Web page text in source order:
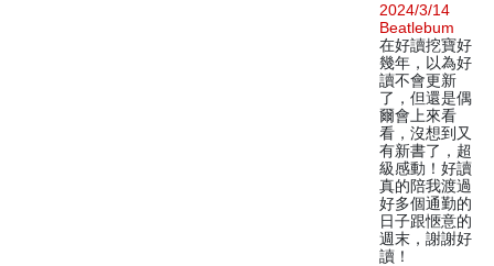
2024/3/14
Beatlebum
在好讀挖寶好
幾年，以為好
讀不會更新
了，但還是偶
爾會上來看
看，沒想到又
有新書了，超
級感動！好讀
真的陪我渡過
好多個通勤的
日子跟愜意的
週末，謝謝好
讀！